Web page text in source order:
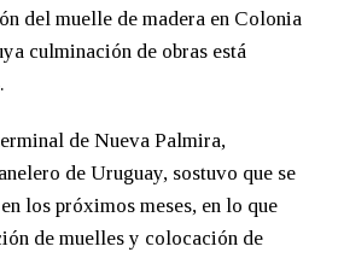
del muelle de madera en Colonia
culminación de obras está
de Nueva Palmira,
de Uruguay, sostuvo que se
los próximos meses, en lo que
de muelles y colocación de